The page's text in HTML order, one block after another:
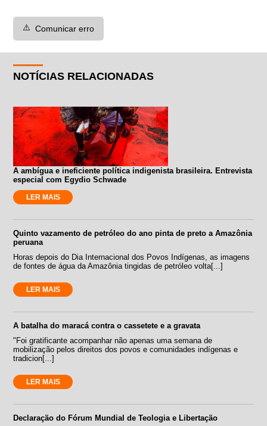
⚠️ Comunicar erro
NOTÍCIAS RELACIONADAS
A ambígua e ineficiente política indigenista brasileira. Entrevista
especial com Egydio Schwade
LER MAIS
Quinto vazamento de petróleo do ano pinta de preto a Amazônia
peruana
Horas depois do Dia Internacional dos Povos Indígenas, as imagens
de fontes de água da Amazônia tingidas de petróleo volta[...]
LER MAIS
A batalha do maracá contra o cassetete e a gravata
"Foi gratificante acompanhar não apenas uma semana de
mobilização pelos direitos dos povos e comunidades indígenas e
tradicion[...]
LER MAIS
Declaração do Fórum Mundial de Teologia e Libertação